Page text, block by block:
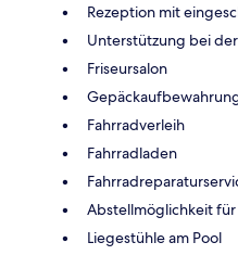
Rezeption mit
Unterstützung bei
Friseursalon
Fahrradverleih
Fahrradladen
Abstellmöglichkeit für
Liegestühle am Pool